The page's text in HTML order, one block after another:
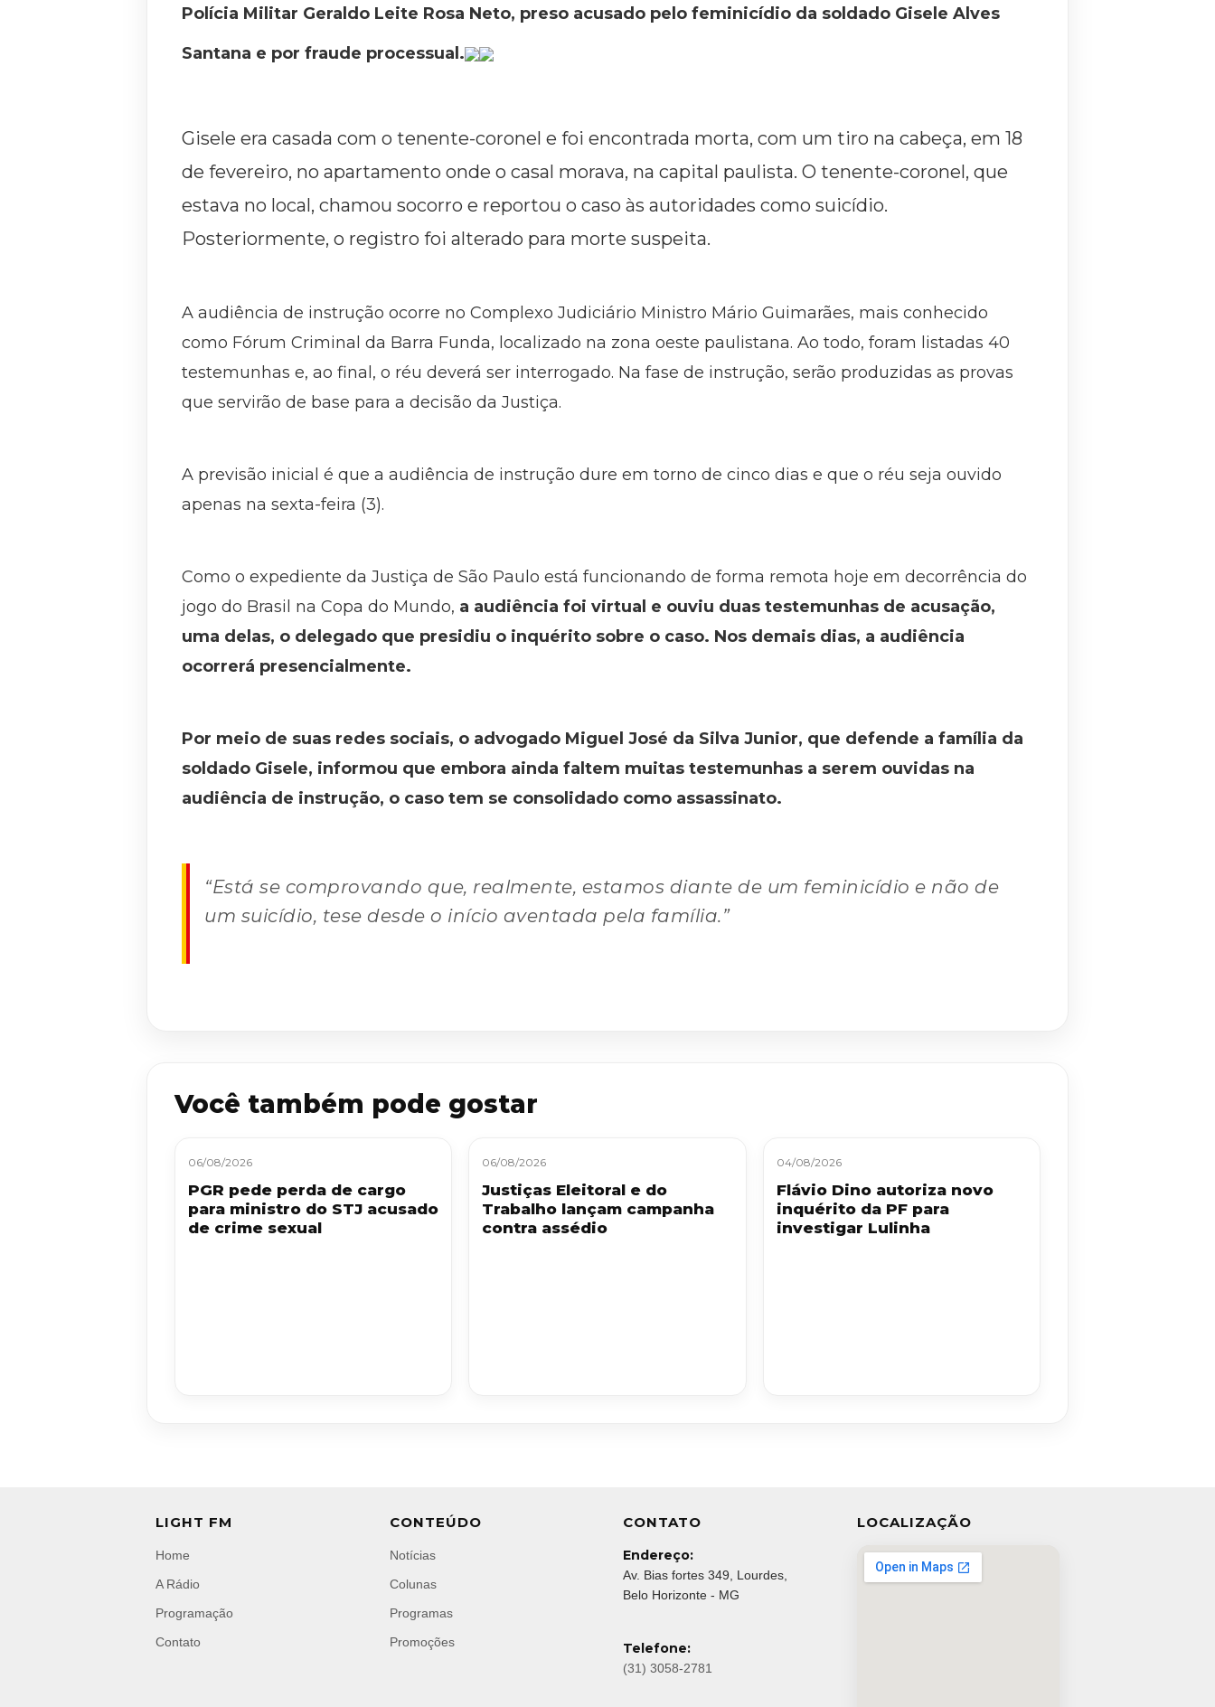
Polícia Militar Geraldo Leite Rosa Neto, preso acusado pelo feminicídio da soldado Gisele Alves
Santana e por fraude processual.
Gisele era casada com o tenente-coronel e foi encontrada morta, com um tiro na cabeça, em 18
de fevereiro, no apartamento onde o casal morava, na capital paulista. O tenente-coronel, que
estava no local, chamou socorro e reportou o caso às autoridades como suicídio.
Posteriormente, o registro foi alterado para morte suspeita.
A audiência de instrução ocorre no Complexo Judiciário Ministro Mário Guimarães, mais conhecido
como Fórum Criminal da Barra Funda, localizado na zona oeste paulistana. Ao todo, foram listadas 40
testemunhas e, ao final, o réu deverá ser interrogado. Na fase de instrução, serão produzidas as provas
que servirão de base para a decisão da Justiça.
A previsão inicial é que a audiência de instrução dure em torno de cinco dias e que o réu seja ouvido
apenas na sexta-feira (3).
Como o expediente da Justiça de São Paulo está funcionando de forma remota hoje em decorrência do
jogo do Brasil na Copa do Mundo, a audiência foi virtual e ouviu duas testemunhas de acusação,
uma delas, o delegado que presidiu o inquérito sobre o caso. Nos demais dias, a audiência
ocorrerá presencialmente.
Por meio de suas redes sociais, o advogado Miguel José da Silva Junior, que defende a família da
soldado Gisele, informou que embora ainda faltem muitas testemunhas a serem ouvidas na
audiência de instrução, o caso tem se consolidado como assassinato.
“Está se comprovando que, realmente, estamos diante de um feminicídio e não de
um suicídio, tese desde o início aventada pela família.”
Você também pode gostar
06/08/2026
PGR pede perda de cargo
para ministro do STJ acusado
de crime sexual
06/08/2026
Justiças Eleitoral e do
Trabalho lançam campanha
contra assédio
04/08/2026
Flávio Dino autoriza novo
inquérito da PF para
investigar Lulinha
LIGHT FM
Home
A Rádio
Programação
Contato
CONTEÚDO
Notícias
Colunas
Programas
Promoções
CONTATO
Endereço:
Av. Bias fortes 349, Lourdes,
Belo Horizonte - MG
Telefone:
(31) 3058-2781
LOCALIZAÇÃO